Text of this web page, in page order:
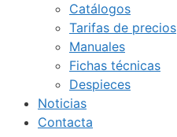
Catálogos
Tarifas de precios
Manuales
Fichas técnicas
Despieces
Noticias
Contacta